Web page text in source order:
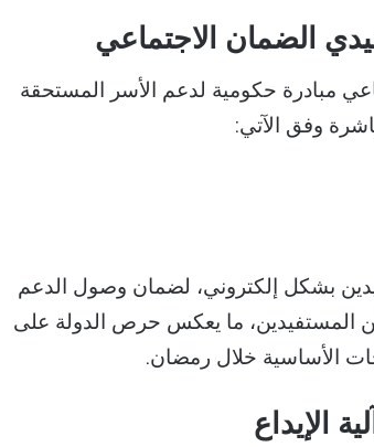
الاجتماعي مبادرة حكومية لدعم الأسر المستحقة
وفق الآتي:
بشكل إلكتروني، لضمان وصول الدعم
المستفيدين، ما يعكس حرص الدولة على
الأساسية خلال رمضان.